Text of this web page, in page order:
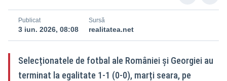
Publicat
3 iun. 2026, 08:08
Sursă
realitatea.net
Selecționatele de fotbal ale României și Georgiei au
terminat la egalitate 1-1 (0-0), marți seara, pe